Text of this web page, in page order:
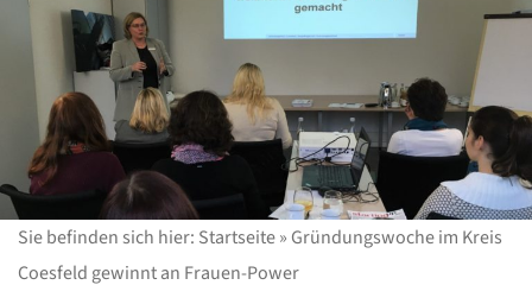
Sie befinden sich hier: Startseite» Gründungswoche im Kreis
Coesfeld gewinnt an Frauen-Power